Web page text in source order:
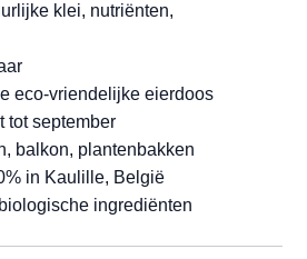
klei, nutriënten,
eco-vriendelijke eierdoos
tot september
balkon, plantenbakken
in Kaulille, België
ingrediënten